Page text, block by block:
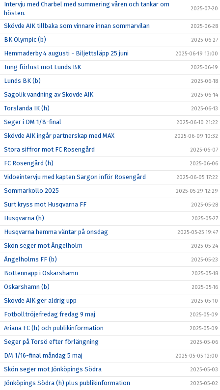
Intervju med Charbel med summering våren och tankar om
hösten.
2025-07-20
Skövde AIK tillbaka som vinnare innan sommarvilan 2025-06-28
BK Olympic (b) 2025-06-27
Hemmaderby 4 augusti - Biljettsläpp 25 juni 2025-06-19 13:00
Tung förlust mot Lunds BK 2025-06-19
Lunds BK (b) 2025-06-18
Sagolik vändning av Skövde AIK 2025-06-14
Torslanda IK (h) 2025-06-13
Seger i DM 1/8-final 2025-06-10 21:22
Skövde AIK ingår partnerskap med MAX 2025-06-09 10:32
Stora siffror mot FC Rosengård 2025-06-07
FC Rosengård (h) 2025-06-06
Vidoeintervju med kapten Sargon inför Rosengård 2025-06-05 17:22
Sommarkollo 2025 2025-05-29 12:29
Surt kryss mot Husqvarna FF 2025-05-28
Husqvarna (h) 2025-05-27
Husqvarna hemma väntar på onsdag 2025-05-25 19:47
Skön seger mot Ängelholm 2025-05-24
Ängelholms FF (b) 2025-05-23
Bottennapp i Oskarshamn 2025-05-18
Oskarshamn (b) 2025-05-16
Skövde AIK ger aldrig upp 2025-05-10
Fotbolltröjefredag fredag 9 maj 2025-05-09
Ariana FC (h) och publikinformation 2025-05-09
Seger på Torsö efter förlängning 2025-05-06
DM 1/16-final måndag 5 maj 2025-05-05 12:00
Skön seger mot Jönköpings Södra 2025-05-03
Jönköpings Södra (h) plus publikinformation 2025-05-02